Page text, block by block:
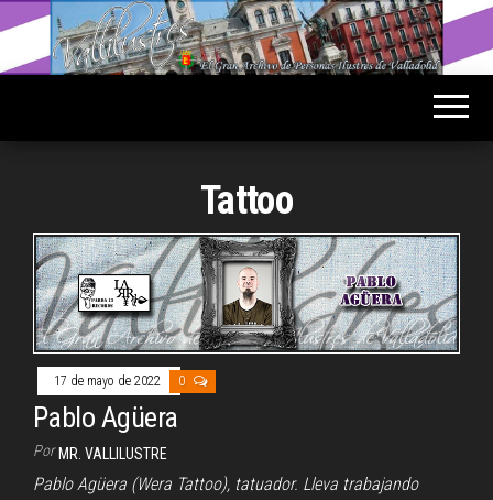
Saltar
contenido
Vallilustres
El Gran
Archivo
Tattoo
17 de mayo de 2022 0
Pablo Agüera
Por MR. VALLILUSTRE
Pablo Agüera (Wera Tattoo), tatuador. Lleva trabajando